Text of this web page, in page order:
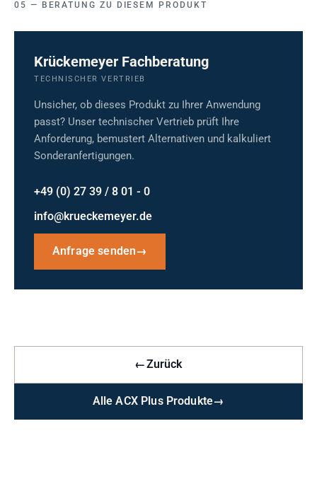
BERATUNG ZU DIESEM PRODUKT
Krückemeyer Fachberatung
TECHNISCHER VERTRIEB
Unsicher, ob dieses Produkt zu Ihrer Anwendung
passt? Unser technischer Vertrieb prüft Ihre
Anforderung, bemustert Alternativen und kalkuliert
Sonderanfertigungen.
+49 (0) 27 39 / 8 01 - 0
info@krueckemeyer.de
Anfrage senden→
←Zurück
Alle ACX Plus Produkte→